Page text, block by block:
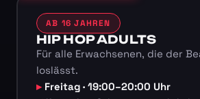
AB 16 JAHREN
HIP HOP ADULTS
Für alle Erwachsenen, die der
loslässt.
Freitag · 19:00–20:00 Uhr